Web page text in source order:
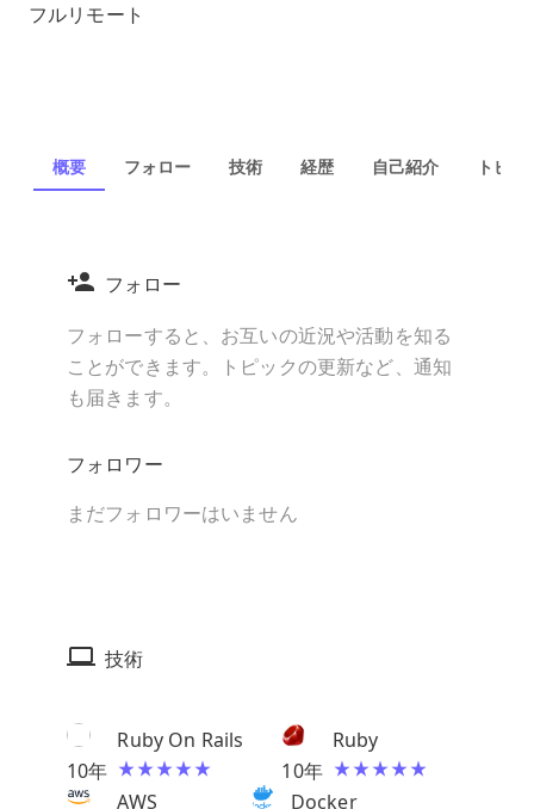
フルリモート
概要 フォロー 技術 経歴 自己紹介 トピッ
フォロー
フォローすると、お互いの近況や活動を知る
ことができます。トピックの更新など、通知
も届きます。
フォロワー
まだフォロワーはいません
技術
10年
Ruby On Rails
10年
Ruby
AWS
Docker